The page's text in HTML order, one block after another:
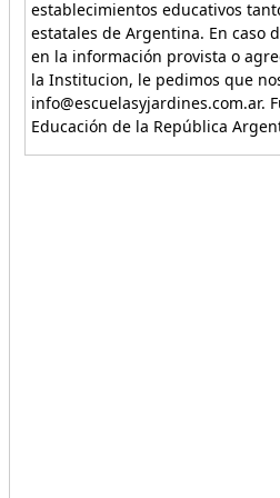
establecimientos educativos
estatales de Argentina. En caso
en la información provista o
la Institucion, le pedimos que
info@escuelasyjardines.com.ar.
Educación de la República